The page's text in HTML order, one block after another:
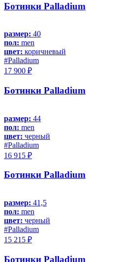
Ботинки Palladium
размер: 40
пол: men
цвет: коричневый
#Palladium
17 900 ₽
Ботинки Palladium
размер: 44
пол: men
цвет: черный
#Palladium
16 915 ₽
Ботинки Palladium
размер: 41,5
пол: men
цвет: черный
#Palladium
15 215 ₽
Ботинки Palladium